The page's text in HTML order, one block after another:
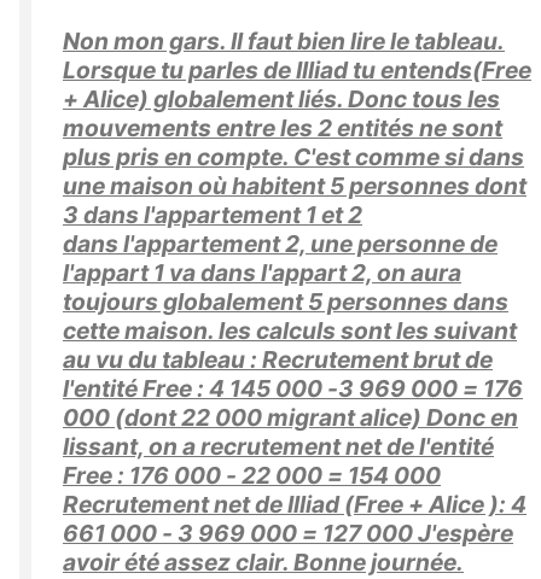
Non mon gars. Il faut bien lire le tableau.
Lorsque tu parles de Illiad tu entends(Free
+ Alice) globalement liés. Donc tous les
mouvements entre les 2 entités ne sont
plus pris en compte. C'est comme si dans
une maison où habitent 5 personnes dont
3 dans l'appartement 1 et 2
dans l'appartement 2, une personne de
l'appart 1 va dans l'appart 2, on aura
toujours globalement 5 personnes dans
cette maison. les calculs sont les suivant
au vu du tableau : Recrutement brut de
l'entité Free : 4 145 000 -3 969 000 = 176
000 (dont 22 000 migrant alice) Donc en
lissant, on a recrutement net de l'entité
Free : 176 000 - 22 000 = 154 000
Recrutement net de Illiad (Free + Alice ): 4
661 000 - 3 969 000 = 127 000 J'espère
avoir été assez clair. Bonne journée.